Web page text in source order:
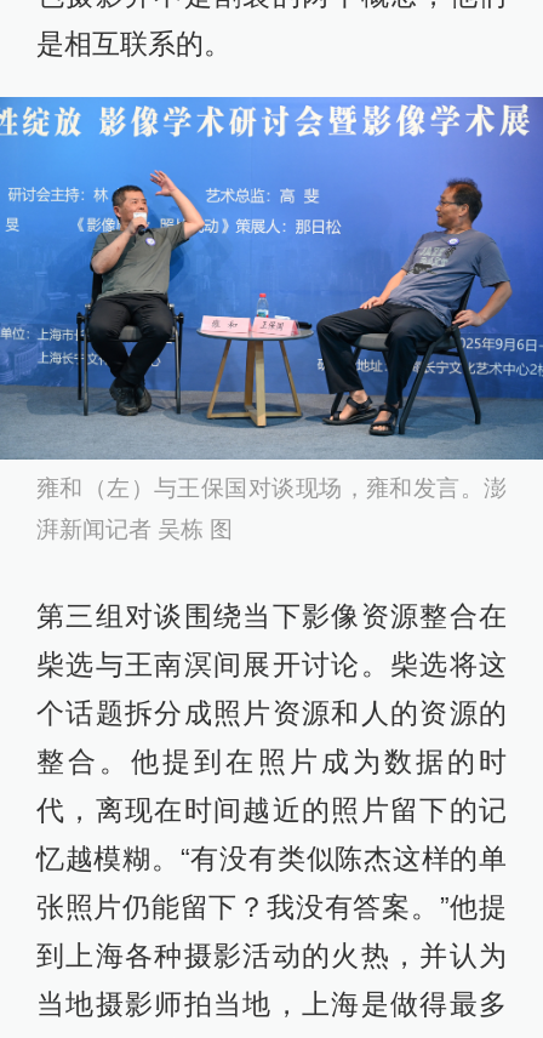
是相互联系的。
雍和（左）与王保国对谈现场，雍和发言。澎
湃新闻记者 吴栋 图
第三组对谈围绕当下影像资源整合在
柴选与王南溟间展开讨论。柴选将这
个话题拆分成照片资源和人的资源的
整合。他提到在照片成为数据的时
代，离现在时间越近的照片留下的记
忆越模糊。“有没有类似陈杰这样的单
张照片仍能留下？我没有答案。”他提
到上海各种摄影活动的火热，并认为
当地摄影师拍当地，上海是做得最多